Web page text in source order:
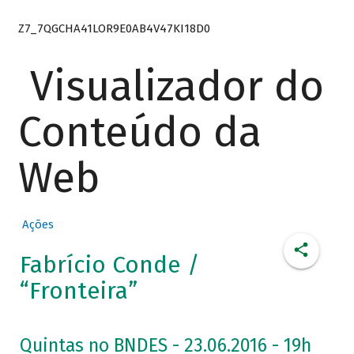
Z7_7QGCHA41LOR9E0AB4V47KI18D0
Visualizador do
Conteúdo da
Web
Ações
Fabrício Conde /
“Fronteira”
Quintas no BNDES - 23.06.2016 - 19h